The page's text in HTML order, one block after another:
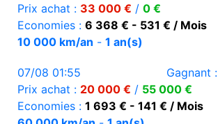
Prix achat : 33 000 € / 0 €
Economies : 6 368 € - 531 € / Mois
10 000 km/an - 1 an(s)
07/08 01:55 Gagnant :
Prix achat : 20 000 € / 55 000 €
Economies : 1 693 € - 141 € / Mois